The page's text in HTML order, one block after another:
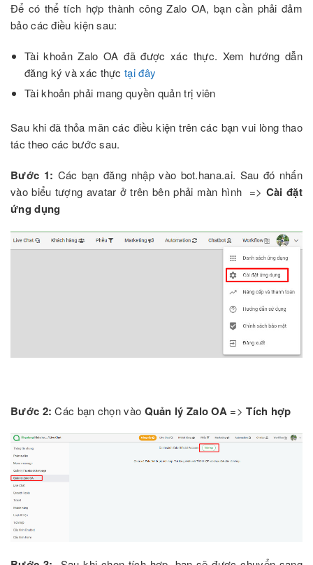
Để có thể tích hợp thành công Zalo OA, bạn cần phải đảm
bảo các điều kiện sau:
Tài khoản Zalo OA đã được xác thực. Xem hướng dẫn
đăng ký và xác thựctại đây
Tài khoản phải mang quyền quản trị viên
Sau khi đã thỏa mãn các điều kiện trên các bạn vui lòng thao
tác theo các bước sau.
Bước 1: Các bạn đăng nhập vào bot.hana.ai. Sau đó nhấn
vào biểu tượng avatar ở trên bên phải màn hình => Cài đặt
ứng dụng
Bước 2: Các bạn chọn vào Quản lý Zalo OA =>Tích hợp